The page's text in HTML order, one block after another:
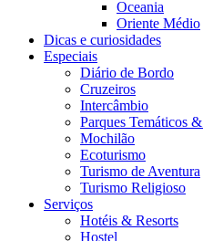
Oceania
Oriente Médio
Dicas e curiosidades
Especiais
Diário de Bordo
Cruzeiros
Intercâmbio
Parques Temáticos
Mochilão
Ecoturismo
Turismo de Aventura
Turismo Religioso
Serviços
Hotéis & Resorts
Hostel